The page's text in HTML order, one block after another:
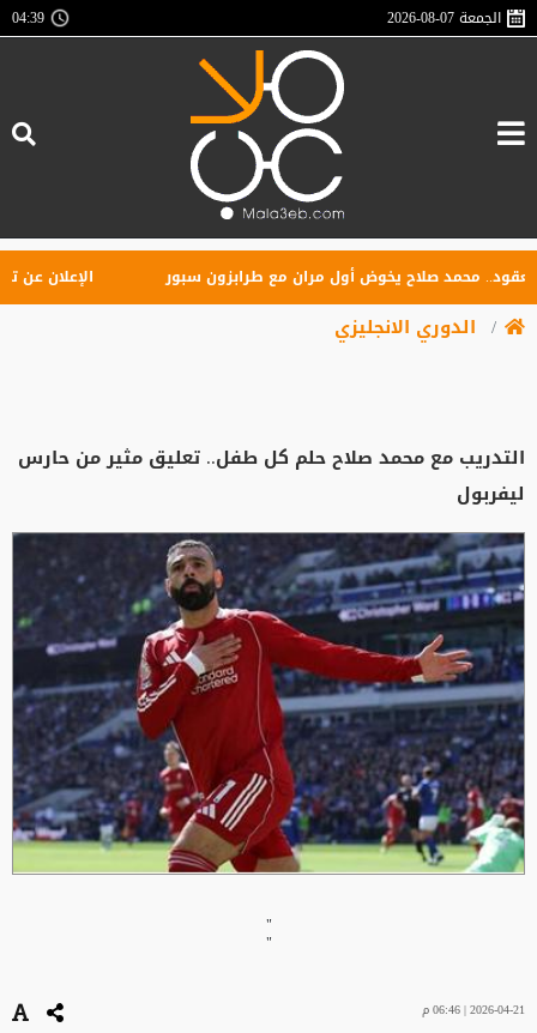
الجمعة2026-08-07
04:39
محمد صلاح يخوض أول مران مع طرابزون سبور الإعلان عن تأسيس
الدوري الانجليزي
التدريب مع محمد صلاح حلم كل طفل.. تعليق مثير من حارس
ليفربول
"
"
2026-04-21 | 06:46 م